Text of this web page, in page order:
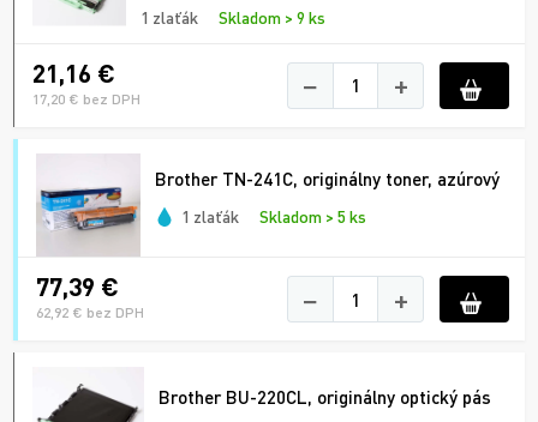
1 zlaťák Skladom > 9 ks
21,16 €
17,20 € bez DPH − +
Brother TN-241C, originálny toner, azúrový
1 zlaťák Skladom > 5 ks
77,39 €
62,92 € bez DPH − +
Brother BU-220CL, originálny optický pás